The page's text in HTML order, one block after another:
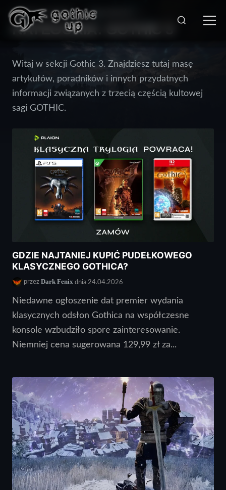
STRONA GŁÓWNA > WIADOMOŚCI
KATEGORIA:
Witaj w sekcji Gothic 3. Znajdziesz tutaj masę
artykułów, poradników i innych przydatnych
informacji związanych z trzecią częścią kultowej
sagi GOTHIC.
GDZIE NAJTANIEJ KUPIĆ PUDEŁKOWEGO
KLASYCZNEGO GOTHICA?
przez Dark Fenix dnia 24.04.2026
Niedawne ogłoszenie dat premier wydania
klasycznych odsłon Gothica na współczesne
konsole wzbudziło spore zainteresowanie.
Niemniej cena sugerowana 129,99 zł za...